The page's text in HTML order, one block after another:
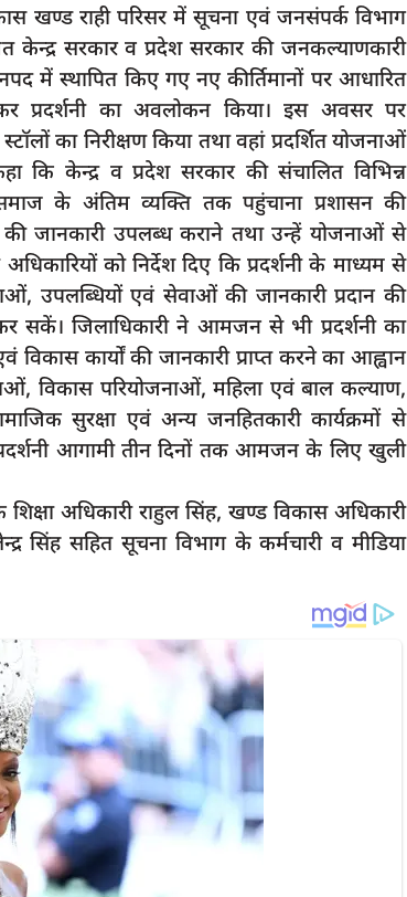
खण्ड राही परिसर में सूचना एवं जनसंपर्क विभाग
केन्द्र सरकार व प्रदेश सरकार की जनकल्याणकारी
में स्थापित किए गए नए कीर्तिमानों पर आधारित
प्रदर्शनी का अवलोकन किया। इस अवसर पर
का निरीक्षण किया तथा वहां प्रदर्शित योजनाओं
कि केन्द्र व प्रदेश सरकार की संचालित विभिन्न
के अंतिम व्यक्ति तक पहुंचाना प्रशासन की
की जानकारी उपलब्ध कराने तथा उन्हें योजनाओं से
को निर्देश दिए कि प्रदर्शनी के माध्यम से
उपलब्धियों एवं सेवाओं की जानकारी प्रदान की
सकें। जिलाधिकारी ने आमजन से भी प्रदर्शनी का
कार्यों की जानकारी प्राप्त करने का आह्वान
विकास परियोजनाओं, महिला एवं बाल कल्याण,
सुरक्षा एवं अन्य जनहितकारी कार्यक्रमों से
आगामी तीन दिनों तक आमजन के लिए खुली
अधिकारी राहुल सिंह, खण्ड विकास अधिकारी
सिंह सहित सूचना विभाग के कर्मचारी व मीडिया
रायबरेली-कमेटी करेगी अजंता हॉस्पिटल के खिलाफ